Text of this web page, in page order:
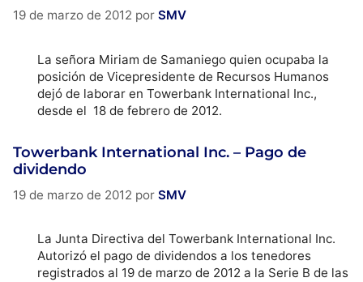
19 de marzo de 2012 por SMV
La señora Miriam de Samaniego quien ocupaba la
posición de Vicepresidente de Recursos Humanos
dejó de laborar en Towerbank International Inc.,
desde el 18 de febrero de 2012.
Towerbank International Inc. – Pago de
dividendo
19 de marzo de 2012 por SMV
La Junta Directiva del Towerbank International Inc.
Autorizó el pago de dividendos a los tenedores
registrados al 19 de marzo de 2012 a la Serie B de las